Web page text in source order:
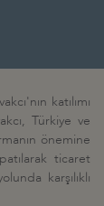
katılımı
Türkiye ve
önemine
ticaret
karşılıklı